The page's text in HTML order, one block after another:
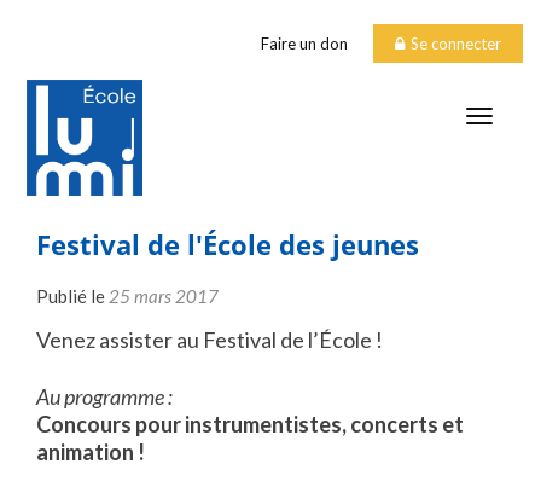
Faire un don Se connecter
Festival de l'École des jeunes
Publié le 25 mars 2017
Venez assister au Festival de l’École !
Au programme :
Concours pour instrumentistes, concerts et
animation !